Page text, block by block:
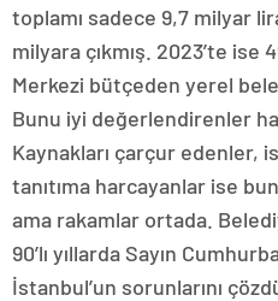
toplamı sadece 9,7 milyar
milyara çıkmış. 2023’te ise
Merkezi bütçeden yerel
Bunu iyi değerlendirenler
Kaynakları çarçur edenler,
tanıtıma harcayanlar ise
ama rakamlar ortada.
90’lı yıllarda Sayın
İstanbul’un sorunlarını